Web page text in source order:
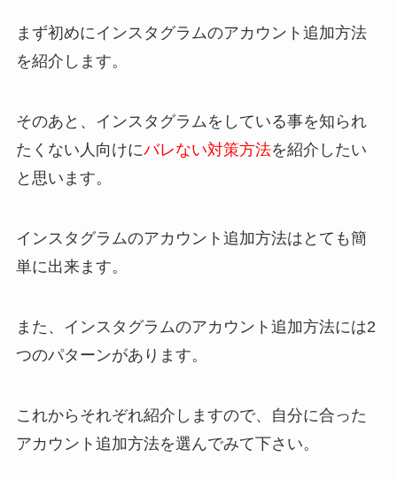
まず初めにインスタグラムのアカウント追加方法
を紹介します。
そのあと、インスタグラムをしている事を知られ
たくない人向けにバレない対策方法を紹介したい
と思います。
インスタグラムのアカウント追加方法はとても簡
単に出来ます。
また、
インスタグラムのアカウント追加方法には2
つのパターンがあります。
これからそれぞれ紹介しますので、自分に合った
アカウント追加方法を選んでみて下さい。